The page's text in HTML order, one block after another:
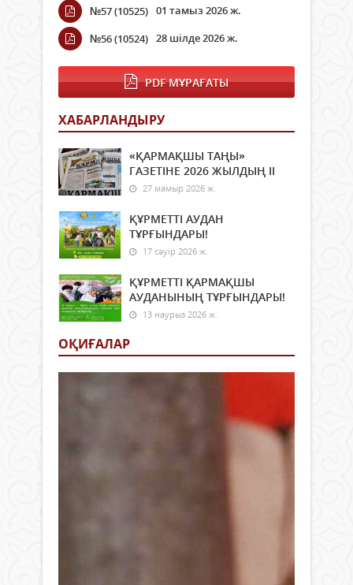
№57 (10525) 01 тамыз 2026 ж.
№56 (10524) 28 шілде 2026 ж.
PDF МҰРАҒАТЫ
ХАБАРЛАНДЫРУ
«ҚАРМАҚШЫ ТАҢЫ»
ГАЗЕТІНЕ 2026 ЖЫЛДЫҢ ІI
27 мамыр 2026 ж.
ҚҰРМЕТТІ АУДАН
ТҰРҒЫНДАРЫ!
17 сәуір 2026 ж.
ҚҰРМЕТТІ ҚАРМАҚШЫ
АУДАНЫНЫҢ ТҰРҒЫНДАРЫ!
13 наурыз 2026 ж.
ОҚИҒАЛАР